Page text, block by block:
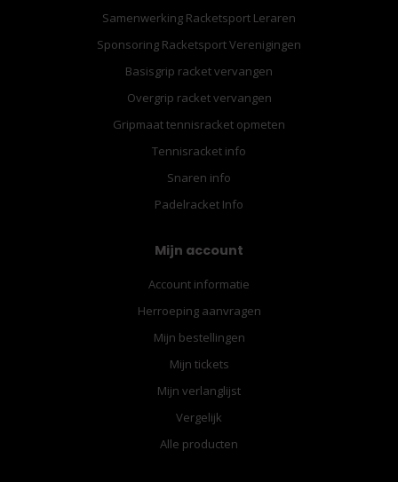
Samenwerking Racketsport Leraren
Sponsoring Racketsport Verenigingen
Basisgrip racket vervangen
Overgrip racket vervangen
Gripmaat tennisracket opmeten
Tennisracket info
Snaren info
Padelracket Info
Mijn account
Account informatie
Herroeping aanvragen
Mijn bestellingen
Mijn tickets
Mijn verlanglijst
Vergelijk
Alle producten